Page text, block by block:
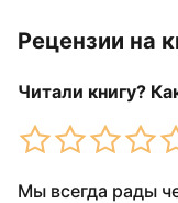
Рецензии на
Читали книгу?
Мы всегда рады